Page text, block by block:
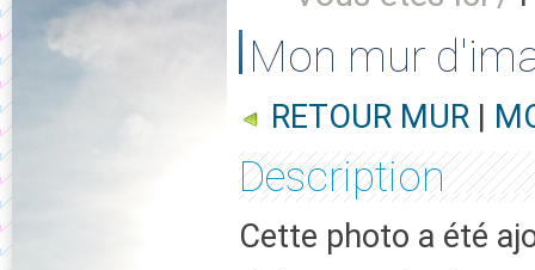
Mon mur
RETOUR MUR |
Description
Cette photo a été